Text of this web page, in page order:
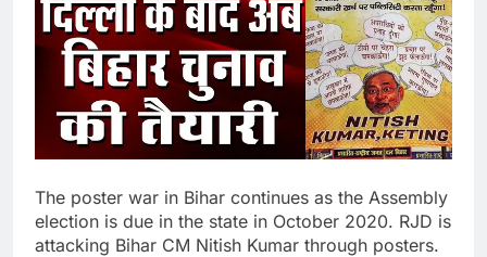
The poster war in Bihar continues as the Assembly
election is due in the state in October 2020. RJD is
attacking Bihar CM Nitish Kumar through posters.